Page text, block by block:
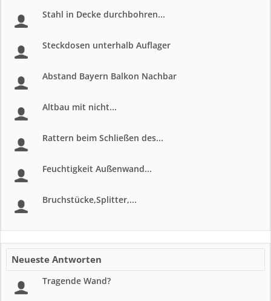
Stahl in Decke durchbohren...
Steckdosen unterhalb Auflager
Abstand Bayern Balkon Nachbar
Altbau mit nicht...
Rattern beim Schließen des...
Feuchtigkeit Außenwand...
Bruchstücke,Splitter,...
Neueste Antworten
Tragende Wand?